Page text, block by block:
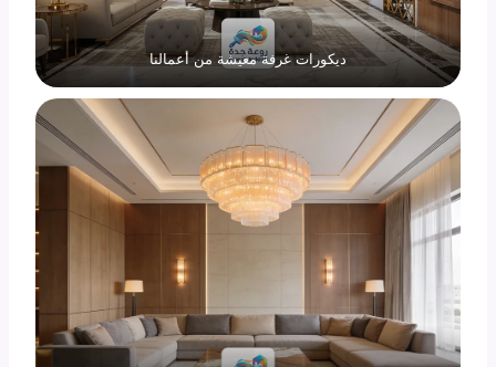
ديكورات غرفة معيشة من أعمالنا